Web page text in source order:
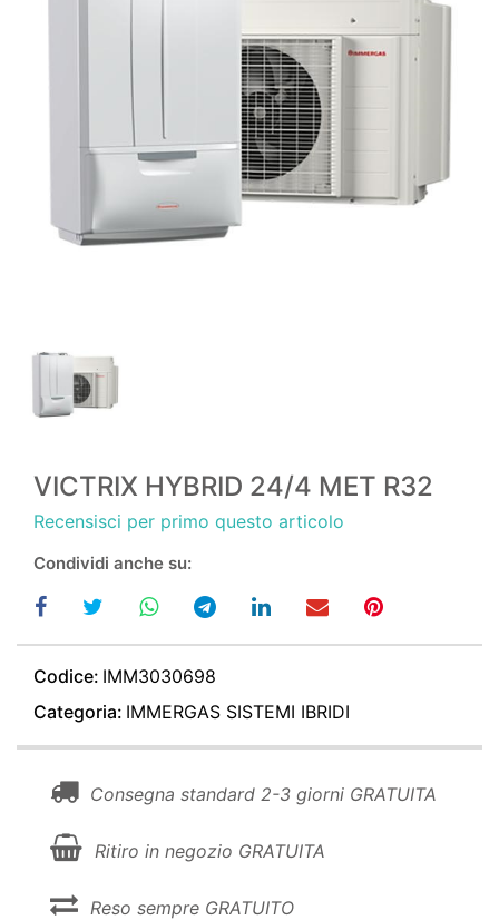
VICTRIX HYBRID 24/4 MET R32
Recensisci per primo questo articolo
Condividi anche su:
Codice: IMM3030698
Categoria: IMMERGAS SISTEMI IBRIDI
Consegna standard 2-3 giorni GRATUITA
Ritiro in negozio GRATUITA
Reso sempre GRATUITO